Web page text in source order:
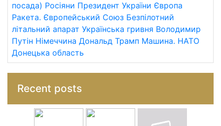
посада) Росіяни Президент України Європа
Ракета. Європейський Союз Безпілотний
літальний апарат Українська гривня Володимир
Путін Німеччина Дональд Трамп Машина. НАТО
Донецька область
Recent posts